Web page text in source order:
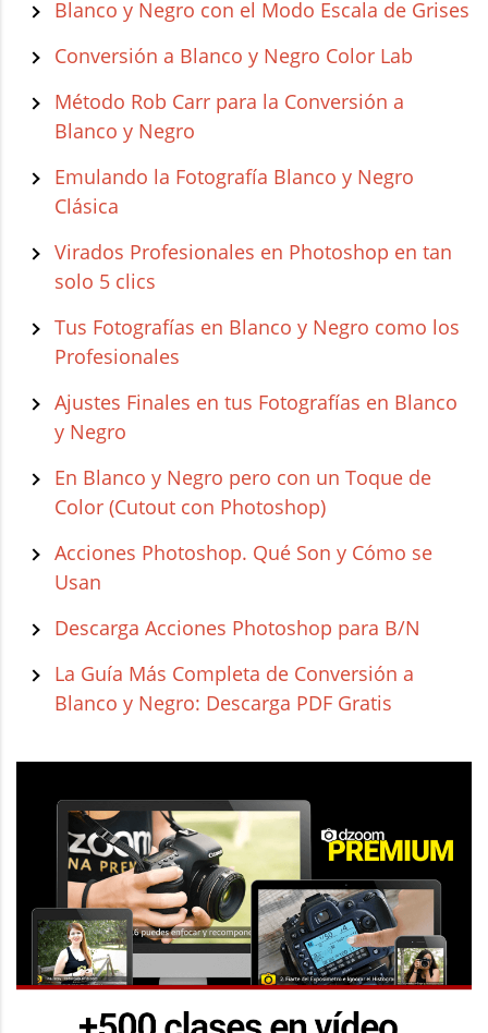
Blanco y Negro con el Modo Escala de Grises
Conversión a Blanco y Negro Color Lab
Método Rob Carr para la Conversión a
Blanco y Negro
Emulando la Fotografía Blanco y Negro
Clásica
Virados Profesionales en Photoshop en tan
solo 5 clics
Tus Fotografías en Blanco y Negro como los
Profesionales
Ajustes Finales en tus Fotografías en Blanco
y Negro
En Blanco y Negro pero con un Toque de
Color (Cutout con Photoshop)
Acciones Photoshop. Qué Son y Cómo se
Usan
Descarga Acciones Photoshop para B/N
La Guía Más Completa de Conversión a
Blanco y Negro: Descarga PDF Gratis